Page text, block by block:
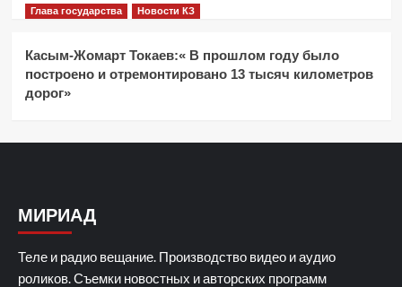
Глава государства Новости КЗ
Касым-Жомарт Токаев:« В прошлом году было
построено и отремонтировано 13 тысяч километров
дорог»
МИРИАД
Теле и радио вещание. Производство видео и аудио
роликов. Съемки новостных и авторских программ